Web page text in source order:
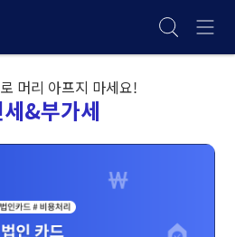
&부가세
머리 아프지 마세요!